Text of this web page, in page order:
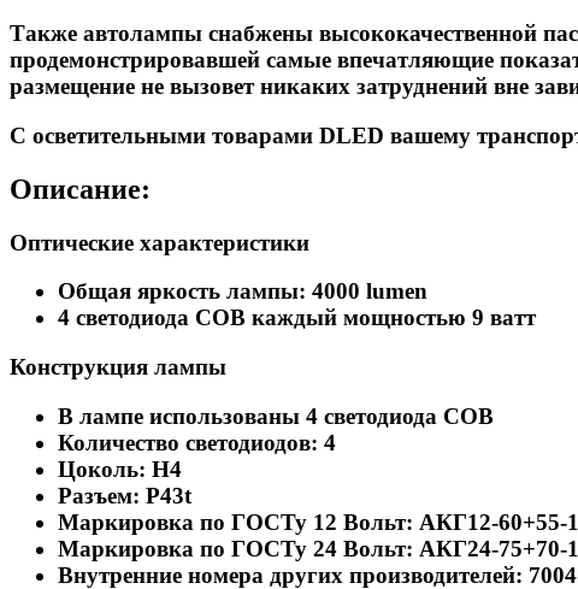
Также автолампы снабжены высококачественной
продемонстрировавшей самые впечатляющие
размещение не вызовет никаких затруднений вне
С осветительными товарами DLED вашему
Описание:
Оптические характеристики
Общая яркость лампы: 4000 lumen
4 светодиода COB каждый мощностью 9 ватт
Конструкция лампы
В лампе использованы 4 светодиодa COB
Количество светодиодов: 4
Цоколь: H4
Разъем: P43t
Маркировка по ГОСТу 12 Вольт: АКГ12-60+55-1
Маркировка по ГОСТу 24 Вольт: АКГ24-75+70-1
Внутренние номера других производителей: